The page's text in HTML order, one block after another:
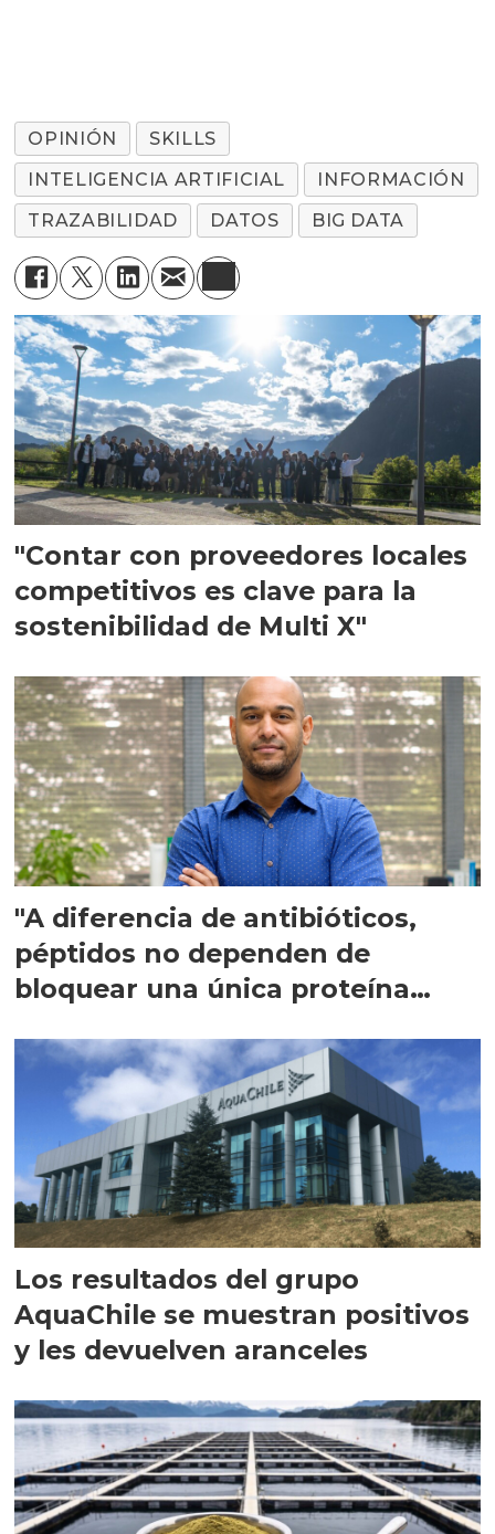
OPINIÓN
SKILLS
INTELIGENCIA ARTIFICIAL
INFORMACIÓN
TRAZABILIDAD
DATOS BIG DATA
"Contar con proveedores locales
competitivos es clave para la
sostenibilidad de Multi X"
"A diferencia de antibióticos,
péptidos no dependen de
bloquear una única proteína
Los resultados del grupo
AquaChile se muestran positivos
y les devuelven aranceles